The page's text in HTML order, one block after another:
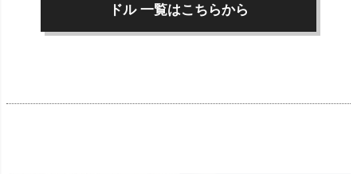
ドル 一覧はこちらから